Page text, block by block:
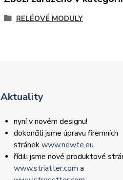
RELÉOVÉ MODULY
Aktuality
nyní v novém designu!
dokončili jsme úpravu firemních
stránekwww.newte.eu
řídili jsme nové produktové
www.striatter.com a